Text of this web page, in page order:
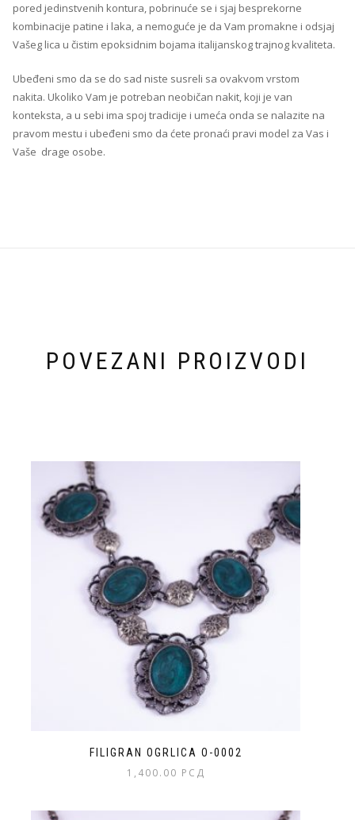
pored jedinstvenih kontura, pobrinuće se i sjaj besprekorne
kombinacije patine i laka, a nemoguće je da Vam promakne i odsjaj
Vašeg lica u čistim epoksidnim bojama italijanskog trajnog kvaliteta.
Ubeđeni smo da se do sad niste susreli sa ovakvom vrstom
nakita. Ukoliko Vam je potreban neobičan nakit, koji je van
konteksta, a u sebi ima spoj tradicije i umeća onda se nalazite na
pravom mestu i ubeđeni smo da ćete pronaći pravi model za Vas i
Vaše drage osobe.
POVEZANI PROIZVODI
FILIGRAN OGRLICA O-0002
1,400.00 РСД